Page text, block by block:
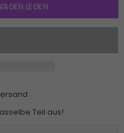
LEGEN
Teil aus!